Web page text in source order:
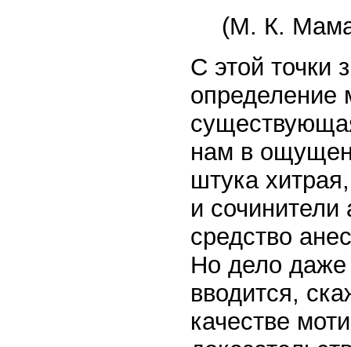
(М. К.
С этой точки
определение
нам в
штука
и сочинители
средство
Но дело даже
вводится,
качестве